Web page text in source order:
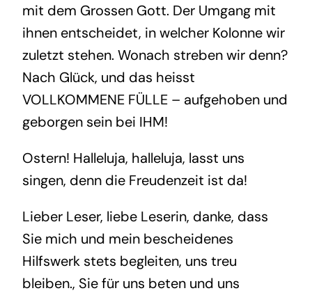
mit dem Grossen Gott. Der Umgang mit
ihnen entscheidet, in welcher Kolonne wir
zuletzt stehen. Wonach streben wir denn?
Nach Glück, und das heisst
VOLLKOMMENE FÜLLE – aufgehoben und
geborgen sein bei IHM!
Ostern! Halleluja, halleluja, lasst uns
singen, denn die Freudenzeit ist da!
Lieber Leser, liebe Leserin, danke, dass
Sie mich und mein bescheidenes
Hilfswerk stets begleiten, uns treu
bleiben., Sie für uns beten und uns